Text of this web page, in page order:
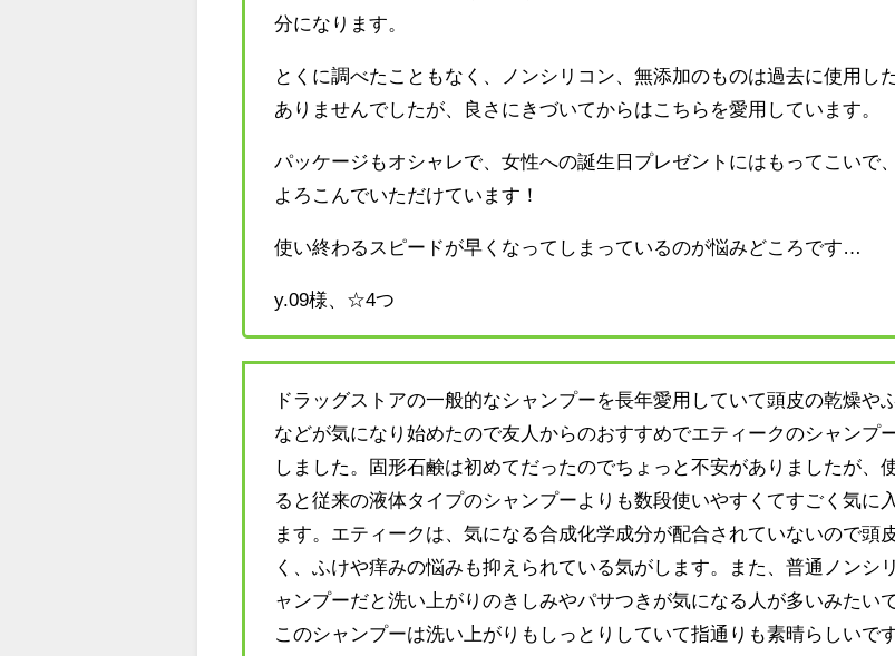
分になります。
とくに調べたこともなく、ノンシリコン、無添加のものは過去に使用し
ありませんでしたが、良さにきづいてからはこちらを愛用しています。
パッケージもオシャレで、女性への誕生日プレゼントにはもってこいで
よろこんでいただけています！
使い終わるスピードが早くなってしまっているのが悩みどころです…
y.09様、☆4つ
ドラッグストアの一般的なシャンプーを長年愛用していて頭皮の乾燥や
などが気になり始めたので友人からのおすすめでエティークのシャンプ
しました。固形石鹸は初めてだったのでちょっと不安がありましたが、
ると従来の液体タイプのシャンプーよりも数段使いやすくてすごく気に
ます。エティークは、気になる合成化学成分が配合されていないので頭
く、ふけや痒みの悩みも抑えられている気がします。また、普通ノンシ
ャンプーだと洗い上がりのきしみやパサつきが気になる人が多いみたいで
このシャンプーは洗い上がりもしっとりしていて指通りも素晴らしいで